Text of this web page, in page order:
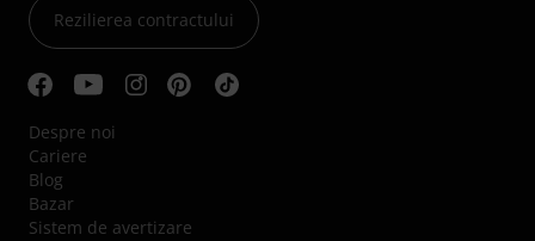
Rezilierea contractului
Despre noi
Cariere
Blog
Bazar
Sistem de avertizare